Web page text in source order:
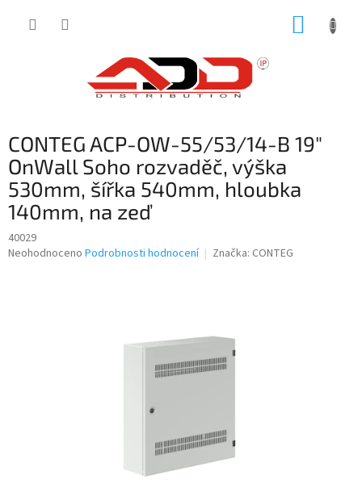
CONTEG ACP-OW-55/53/14-B 19"
OnWall Soho rozvaděč, výška
530mm, šířka 540mm, hloubka
140mm, na zeď
40029
Průměrné
Neohodnoceno Podrobnosti hodnocení Značka: CONTEG